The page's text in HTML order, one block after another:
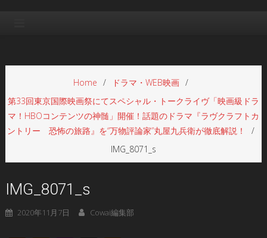
Home
ドラマ・WEB映画
第33回東京国際映画祭にてスペシャル・トークライヴ「映画級ドラ
マ！HBOコンテンツの神髄」開催！話題のドラマ『ラヴクラフトカ
ントリー 恐怖の旅路』を“万物評論家”丸屋九兵衛が徹底解説！
IMG_8071_s
IMG_8071_s
2020年11月7日 Cowai編集部